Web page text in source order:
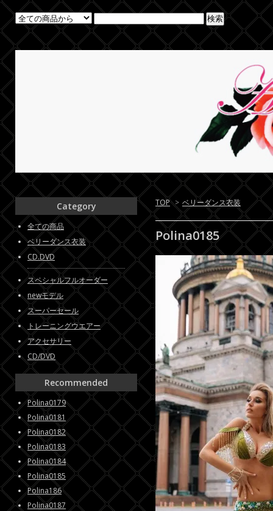
TOP > ベリーダンス衣装
Polina0185
Category
全ての商品
ベリーダンス衣装
CD.DVD
スペシャルフルオーダー
newモデル
スーパーセール
トレーニングウエアー
アクセサリー
CD/DVD
Recommended
Polina0179
Polina0181
Polina0182
Polina0183
Polina0184
Polina0185
Polina186
Polina0187